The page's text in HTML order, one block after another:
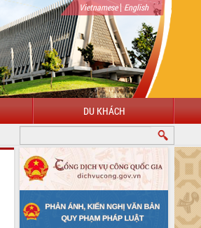
Vietnamese| English
DU KHÁCH